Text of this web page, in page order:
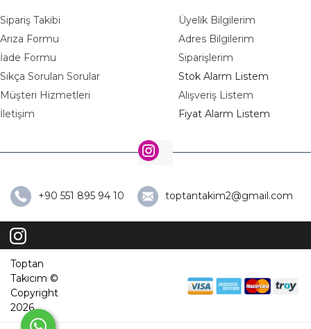
Sipariş Takibi
Arıza Formu
İade Formu
Sıkça Sorulan Sorular
Müşteri Hizmetleri
İletişim
Üyelik Bilgilerim
Adres Bilgilerim
Siparişlerim
Stok Alarm Listem
Alışveriş Listem
Fiyat Alarm Listem
+90 551 895 94 10 toptantakim2@gmail.com
Toptan
Takıcım ©
Copyright
2026